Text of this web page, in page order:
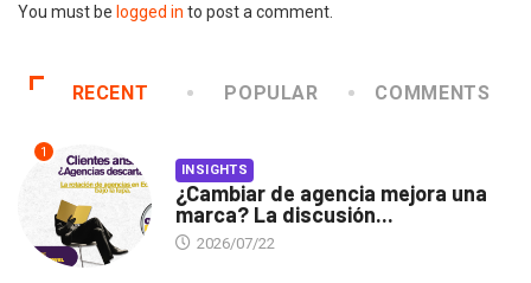
You must be logged in to post a comment.
RECENT POPULAR COMMENTS
1
INSIGHTS
¿Cambiar de agencia mejora una
marca? La discusión...
2026/07/22